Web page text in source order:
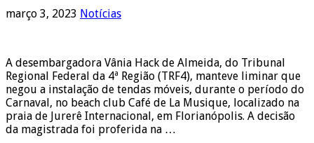
março 3, 2023 Notícias
A desembargadora Vânia Hack de Almeida, do Tribunal
Regional Federal da 4ª Região (TRF4), manteve liminar que
negou a instalação de tendas móveis, durante o período do
Carnaval, no beach club Café de La Musique, localizado na
praia de Jurerê Internacional, em Florianópolis. A decisão
da magistrada foi proferida na …